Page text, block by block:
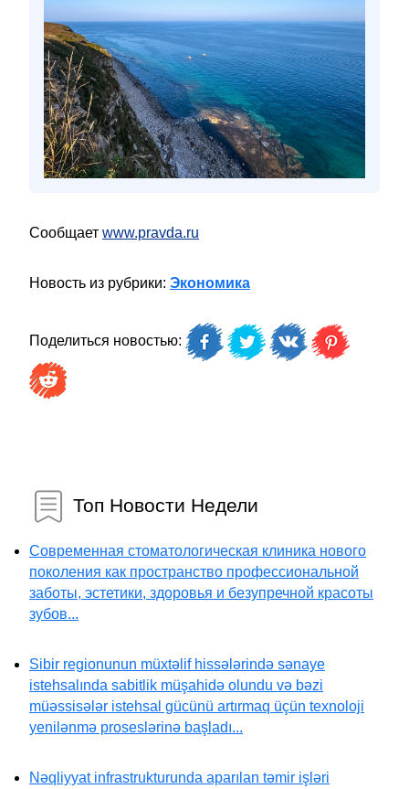
Сообщает www.pravda.ru
Новость из рубрики: Экономика
Поделиться новостью:
Топ Новости Недели
Современная стоматологическая клиника нового
поколения как пространство профессиональной
заботы, эстетики, здоровья и безупречной красоты
зубов...
Sibir regionunun müxtəlif hissələrində sənaye
istehsalında sabitlik müşahidə olundu və bəzi
müəssisələr istehsal gücünü artırmaq üçün texnoloji
yenilənmə proseslərinə başladı...
Nəqliyyat infrastrukturunda aparılan təmir işləri